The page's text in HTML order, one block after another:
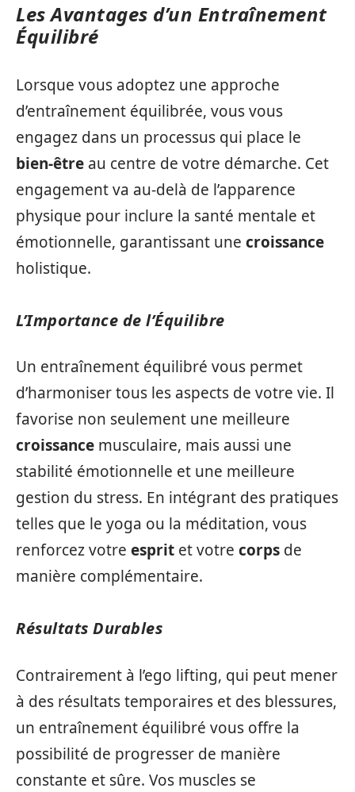
Les Avantages d’un Entraînement
Équilibré
Lorsque vous adoptez une approche
d’entraînement équilibrée, vous vous
engagez dans un processus qui place le
bien-être au centre de votre démarche. Cet
engagement va au-delà de l’apparence
physique pour inclure la santé mentale et
émotionnelle, garantissant une croissance
holistique.
L’Importance de l’Équilibre
Un entraînement équilibré vous permet
d’harmoniser tous les aspects de votre vie. Il
favorise non seulement une meilleure
croissance musculaire, mais aussi une
stabilité émotionnelle et une meilleure
gestion du stress. En intégrant des pratiques
telles que le yoga ou la méditation, vous
renforcez votre esprit et votre corps de
manière complémentaire.
Résultats Durables
Contrairement à l’ego lifting, qui peut mener
à des résultats temporaires et des blessures,
un entraînement équilibré vous offre la
possibilité de progresser de manière
constante et sûre. Vos muscles se